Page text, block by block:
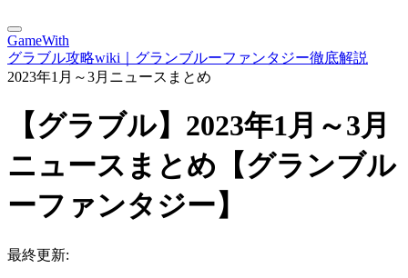
GameWith
グラブル攻略wiki｜グランブルーファンタジー徹底解説
2023年1月～3月ニュースまとめ
【グラブル】2023年1月～3月
ニュースまとめ【グランブル
ーファンタジー】
最終更新: